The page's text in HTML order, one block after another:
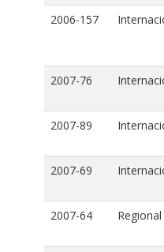
2006-157
2007-76
2007-89
2007-69
2007-64 Regional